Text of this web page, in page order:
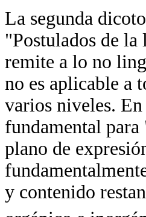
La segunda
"Postulados de
remite a lo no
no es aplicable a
varios niveles.
fundamental
plano de
y contenido